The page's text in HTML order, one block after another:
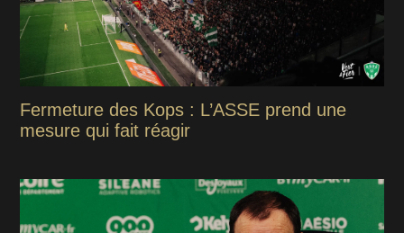
Fermeture des Kops : L’ASSE prend une
mesure qui fait réagir